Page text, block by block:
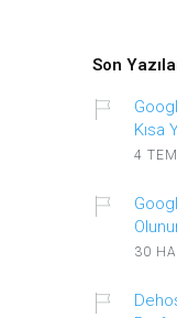
Son
Kısa
4
30